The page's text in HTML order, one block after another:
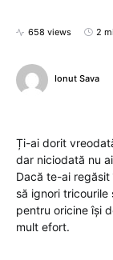
658 views 2
Ionut Sava
Ți-ai dorit
dar niciodată nu
Dacă te-ai
să ignori
pentru oricine își
mult efort.